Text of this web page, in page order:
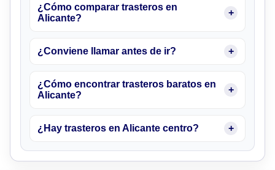
¿Cómo comparar trasteros en
Alicante?
¿Conviene llamar antes de ir?
¿Cómo encontrar trasteros baratos en
Alicante?
¿Hay trasteros en Alicante centro?